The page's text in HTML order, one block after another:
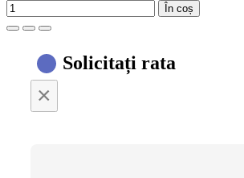
În coș
Solicitați rata
×